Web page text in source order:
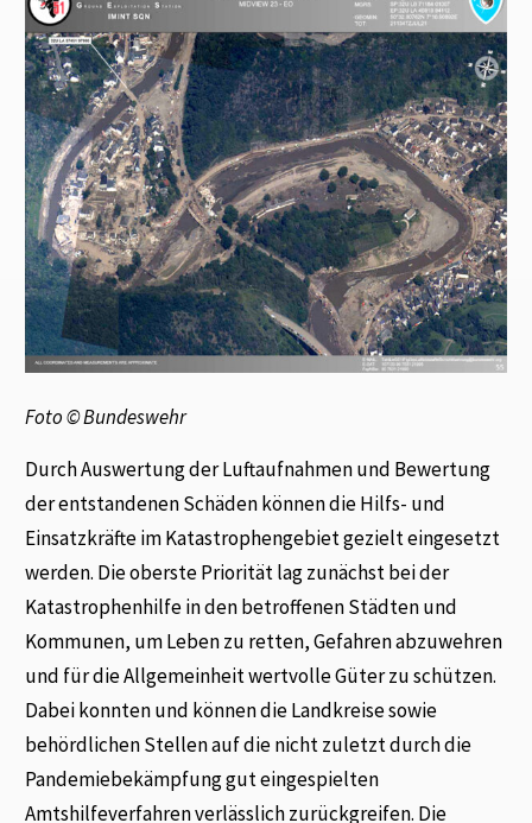
Foto © Bundeswehr
Durch Auswertung der Luftaufnahmen und Bewertung
der entstandenen Schäden können die Hilfs- und
Einsatzkräfte im Katastrophengebiet gezielt eingesetzt
werden. Die oberste Priorität lag zunächst bei der
Katastrophenhilfe in den betroffenen Städten und
Kommunen, um Leben zu retten, Gefahren abzuwehren
und für die Allgemeinheit wertvolle Güter zu schützen.
Dabei konnten und können die Landkreise sowie
behördlichen Stellen auf die nicht zuletzt durch die
Pandemiebekämpfung gut eingespielten
Amtshilfeverfahren verlässlich zurückgreifen. Die